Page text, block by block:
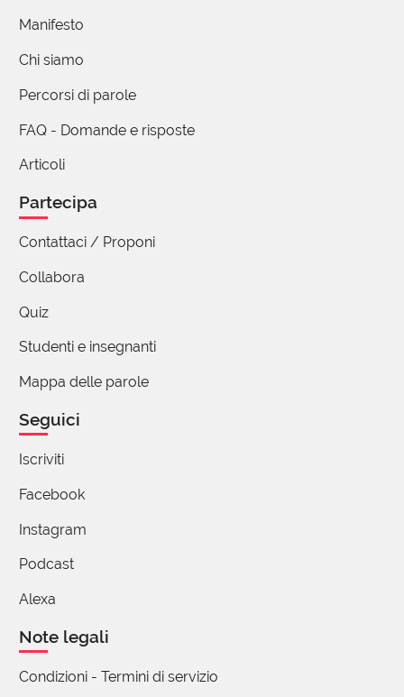
Manifesto
Chi siamo
Percorsi di parole
FAQ - Domande e risposte
Articoli
Partecipa
Contattaci / Proponi
Collabora
Quiz
Studenti e insegnanti
Mappa delle parole
Seguici
Iscriviti
Facebook
Instagram
Podcast
Alexa
Note legali
Condizioni - Termini di servizio